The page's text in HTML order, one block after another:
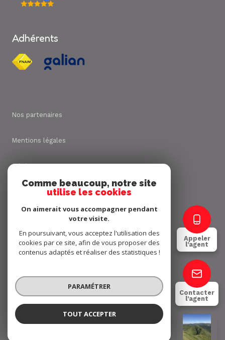
Jimmy FALIES
Appeler
l'agent
Contacter
l'agent
Adhérents
Nos partenaires
Mentions légales
Admin
Nos honoraires
Cookies
© 2026 | Tous droits réservés
Réalisé par
Comme beaucoup, notre site
utilise les cookies
On aimerait vous accompagner pendant
votre visite.
En poursuivant, vous acceptez l'utilisation des
cookies par ce site, afin de vous proposer des
contenus adaptés et réaliser des statistiques !
PARAMÉTRER
TOUT ACCEPTER